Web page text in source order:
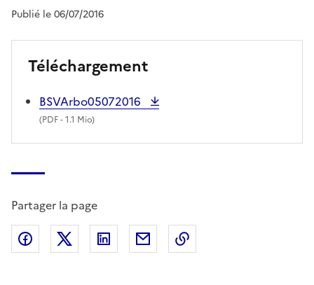
Publié le 06/07/2016
Téléchargement
BSVArbo05072016
(PDF- 1.1 Mio)
Partager la page
Partager sur Facebook
Partager sur X (anciennement Twitter)
Partager sur LinkedIn
Partager par email